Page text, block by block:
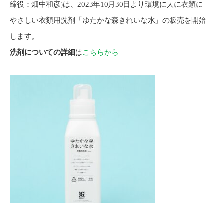
締役：畑中和彦)は、2023年10月30日より環境に人に衣類に
やさしい衣類用洗剤「ゆたかな森きれいな水」の販売を開始
します。
洗剤についての詳細はこちらから